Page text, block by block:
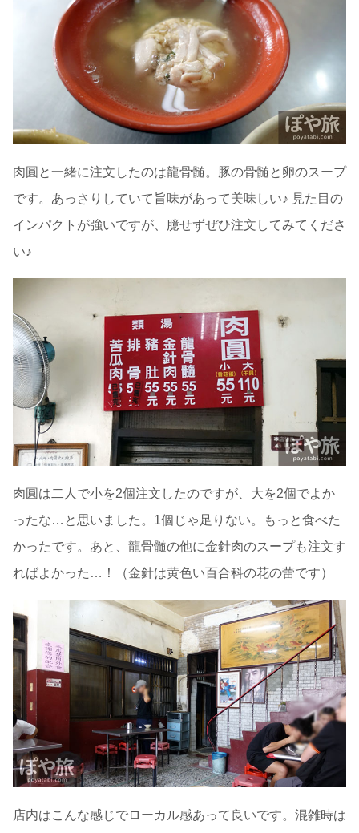
肉圓と一緒に注文したのは龍骨髄。豚の骨髄と卵のスープ
です。あっさりしていて旨味があって美味しい♪ 見た目の
インパクトが強いですが、臆せずぜひ注文してみてくださ
い♪
肉圓は二人で小を2個注文したのですが、大を2個でよか
ったな…と思いました。1個じゃ足りない。もっと食べた
かったです。あと、龍骨髄の他に金針肉のスープも注文す
ればよかった…！（金針は黄色い百合科の花の蕾です）
店内はこんな感じでローカル感あって良いです。混雑時は